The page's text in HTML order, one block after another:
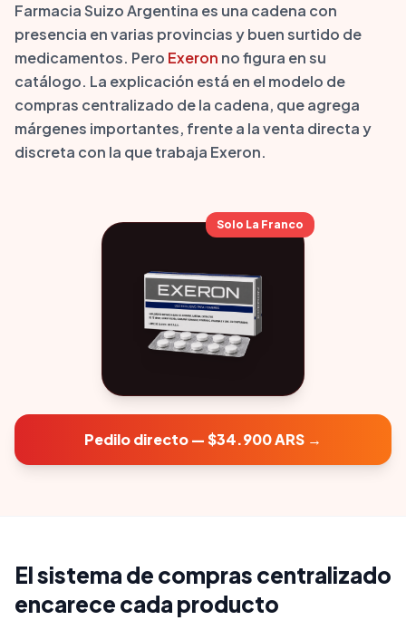
Farmacia Suizo Argentina es una cadena con
presencia en varias provincias y buen surtido de
medicamentos. Pero Exeron no figura en su
catálogo. La explicación está en el modelo de
compras centralizado de la cadena, que agrega
márgenes importantes, frente a la venta directa y
discreta con la que trabaja Exeron.
Solo La Franco
Pedilo directo — $34.900 ARS →
El sistema de compras centralizado
encarece cada producto